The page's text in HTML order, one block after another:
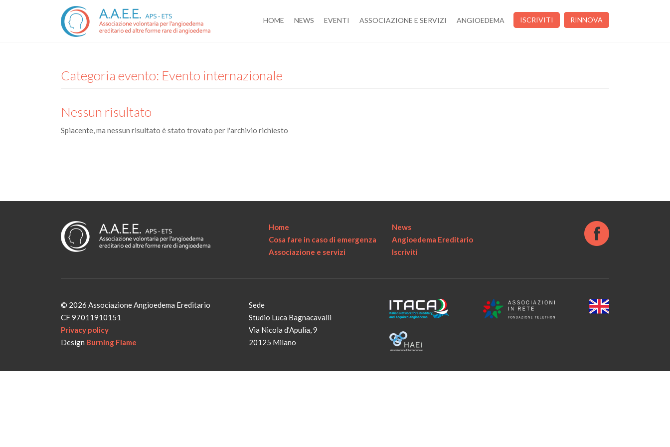
HOME NEWS EVENTI ASSOCIAZIONE E SERVIZI ANGIOEDEMA ISCRIVITI RINNOVA
Categoria evento: Evento internazionale
Nessun risultato
Spiacente, ma nessun risultato è stato trovato per l'archivio richiesto
Home
News
Cosa fare in caso di emergenza
Angioedema Ereditario
Associazione e servizi
Iscriviti
© 2026 Associazione Angioedema Ereditario
CF 97011910151
Privacy policy
Design Burning Flame
Sede
Studio Luca Bagnacavalli
Via Nicola d’Apulia, 9
20125 Milano